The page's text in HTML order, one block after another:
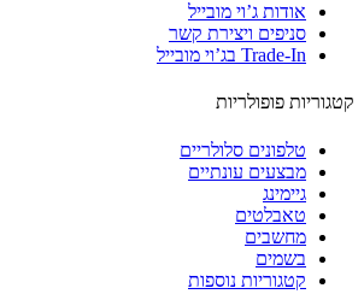
אודות ג’וי מובייל
סניפים ויצירת קשר
Trade-In בג’וי מובייל
פופולריות
טלפונים סלולריים
מבצעים עונתיים
גיימינג
טאבלטים
מחשבים
בשמים
קטגוריות נוספות